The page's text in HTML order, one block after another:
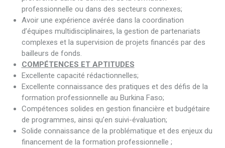
professionnelle ou dans des secteurs connexes;
Avoir une expérience avérée dans la coordination
d’équipes multidisciplinaires, la gestion de partenariats
complexes et la supervision de projets financés par des
bailleurs de fonds.
COMPÉTENCES ET APTITUDES
Excellente capacité rédactionnelles;
Excellente connaissance des pratiques et des défis de la
formation professionnelle au Burkina Faso;
Compétences solides en gestion financière et budgétaire
de programmes, ainsi qu’en suivi-évaluation;
Solide connaissance de la problématique et des enjeux du
financement de la formation professionnelle ;